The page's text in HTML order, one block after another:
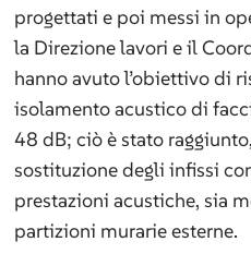
progettati e poi messi in
la Direzione lavori e il
hanno avuto l’obiettivo di
isolamento acustico di
48 dB; ciò è stato
sostituzione degli infissi
prestazioni acustiche, sia
partizioni murarie esterne.